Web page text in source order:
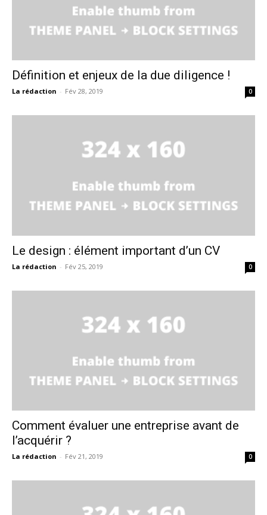
Définition et enjeux de la due diligence !
La rédaction - Fév 28, 2019 0
Le design : élément important d’un CV
La rédaction - Fév 25, 2019 0
Comment évaluer une entreprise avant de
l’acquérir ?
La rédaction - Fév 21, 2019 0